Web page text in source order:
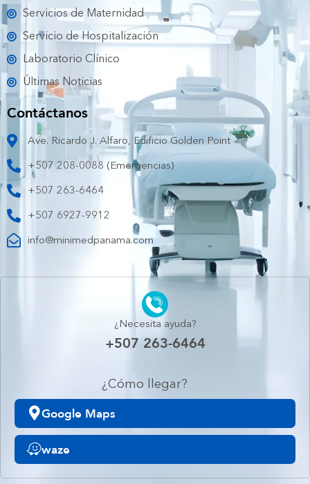
Servicios de Maternidad
Servicio de Hospitalización
Laboratorio Clínico
Últimas Noticias
Contáctanos
Ave. Ricardo J. Alfaro, Edificio Golden Point
+507 208-0088 (Emergencias)
+507 263-6464
+507 6927-9912
info@minimedpanama.com
¿Necesita ayuda?
+507 263-6464
¿Cómo llegar?
Google Maps
waze